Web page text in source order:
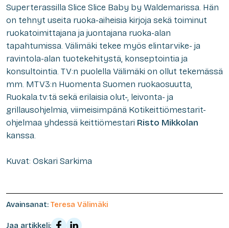
Superterassilla Slice Slice Baby by Waldemarissa. Hän
on tehnyt useita ruoka-aiheisia kirjoja sekä toiminut
ruokatoimittajana ja juontajana ruoka-alan
tapahtumissa. Välimäki tekee myös elintarvike- ja
ravintola-alan tuotekehitystä, konseptointia ja
konsultointia. TV:n puolella Välimäki on ollut tekemässä
mm. MTV3:n Huomenta Suomen ruokaosuutta,
Ruokala.tv:tä sekä erilaisia olut-, leivonta- ja
grillausohjelmia, viimeisimpänä Kotikeittiömestarit-
ohjelmaa yhdessä keittiömestari Risto Mikkolan
kanssa.
Kuvat: Oskari Sarkima
Avainsanat: Teresa Välimäki
Jaa artikkeli: